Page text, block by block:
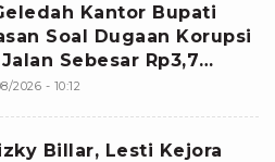
Kantor Bupati
Soal Dugaan Korupsi
Sebesar Rp3,7
2026 - 10:12
Billar, Lesti Kejora